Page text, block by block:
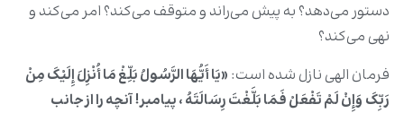
دستور می‌دهد؟ به پیش می‌راند و متوقف می‌کند؟ امر می‌کند و
نهی می‌کند؟
فرمان الهی نازل شده است: «یَا أَیُّهَا الرَّسُولُ بَلِّغْ مَا أُنْزِلَ إِلَیْکَ مِنْ
رَبِّکَ وَإِنْ لَمْ تَفْعَلْ فَمَا بَلَّغْتَ رِسَالَتَهُ ، پیامبر! آنچه را از جانب